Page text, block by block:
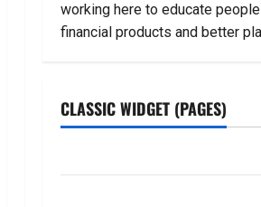
working here to educate
financial products and better
CLASSIC WIDGET (PAGES)